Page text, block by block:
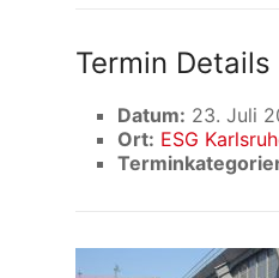
Termin Details
Datum: 23. Juli
Ort: ESG